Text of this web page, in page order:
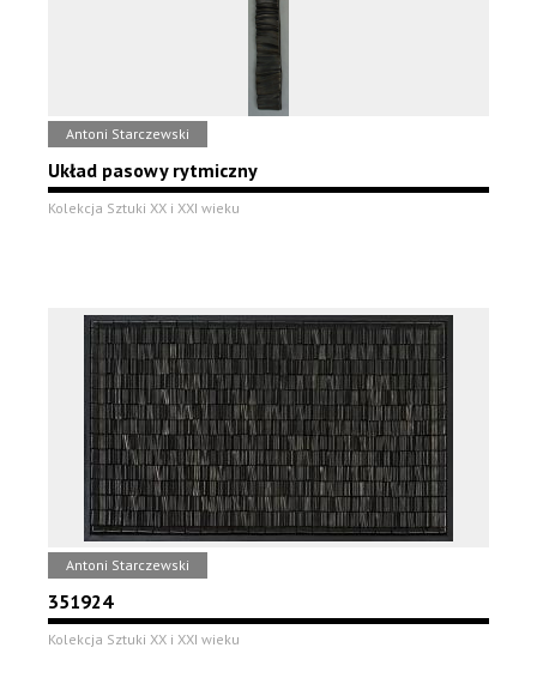
Antoni Starczewski
Układ pasowy rytmiczny
Kolekcja Sztuki XX i XXI wieku
Antoni Starczewski
351924
Kolekcja Sztuki XX i XXI wieku